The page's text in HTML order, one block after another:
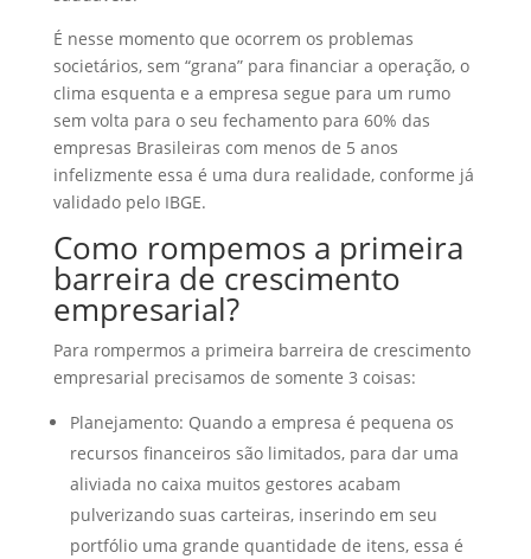
É nesse momento que ocorrem os problemas
societários, sem “grana” para financiar a operação, o
clima esquenta e a empresa segue para um rumo
sem volta para o seu fechamento para 60% das
empresas Brasileiras com menos de 5 anos
infelizmente essa é uma dura realidade, conforme já
validado pelo IBGE.
Como rompemos a primeira
barreira de crescimento
empresarial?
Para rompermos a primeira barreira de crescimento
empresarial precisamos de somente 3 coisas:
Planejamento: Quando a empresa é pequena os
recursos financeiros são limitados, para dar uma
aliviada no caixa muitos gestores acabam
pulverizando suas carteiras, inserindo em seu
portfólio uma grande quantidade de itens, essa é